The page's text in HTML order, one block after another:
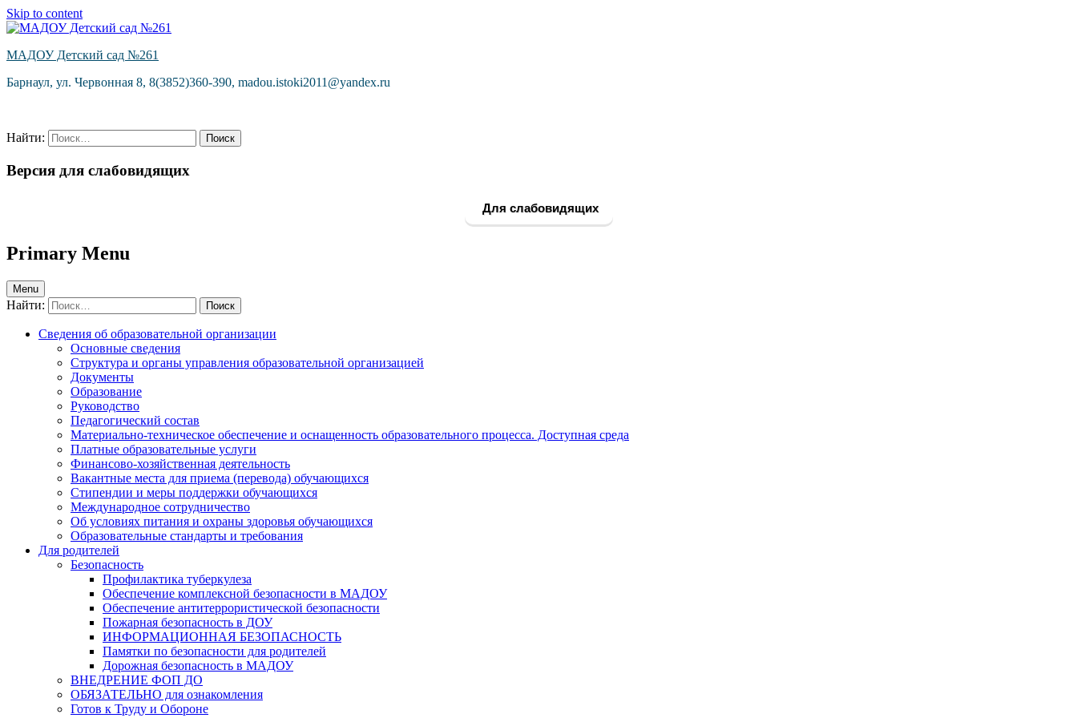
Skip to content
МАДОУ Детский сад №261
Барнаул, ул. Червонная 8, 8(3852)360-390, madou.istoki2011@yandex.ru
Найти:
Версия для слабовидящих
Для слабовидящих
Primary Menu
Menu
Найти:
Сведения об образовательной организации
Основные сведения
Структура и органы управления образовательной организацией
Документы
Образование
Руководство
Педагогический состав
Материально-техническое обеспечение и оснащенность образовательного процесса. Доступная среда
Платные образовательные услуги
Финансово-хозяйственная деятельность
Вакантные места для приема (перевода) обучающихся
Стипендии и меры поддержки обучающихся
Международное сотрудничество
Об условиях питания и охраны здоровья обучающихся
Образовательные стандарты и требования
Для родителей
Безопасность
Профилактика туберкулеза
Обеспечение комплексной безопасности в МАДОУ
Обеспечение антитеррористической безопасности
Пожарная безопасность в ДОУ
ИНФОРМАЦИОННАЯ БЕЗОПАСНОСТЬ
Памятки по безопасности для родителей
Дорожная безопасность в МАДОУ
ВНЕДРЕНИЕ ФОП ДО
ОБЯЗАТЕЛЬНО для ознакомления
Готов к Труду и Обороне